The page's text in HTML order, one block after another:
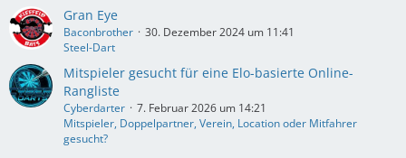
Gran Eye
Baconbrother
30. Dezember 2024 um 11:41
Steel-Dart
Mitspieler gesucht für eine Elo-basierte Online-
Rangliste
Cyberdarter
7. Februar 2026 um 14:21
Mitspieler, Doppelpartner, Verein, Location oder Mitfahrer
gesucht?